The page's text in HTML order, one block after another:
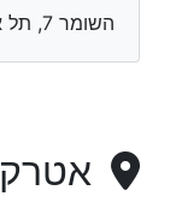
השומר 7, תל אביב, תל אביב יפו